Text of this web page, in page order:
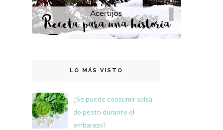
LO MÁS VISTO
¿Se puede consumir salsa
de pesto durante el
embarazo?